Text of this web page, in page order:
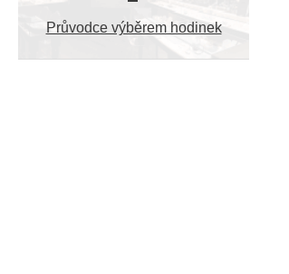
Průvodce výběrem hodinek